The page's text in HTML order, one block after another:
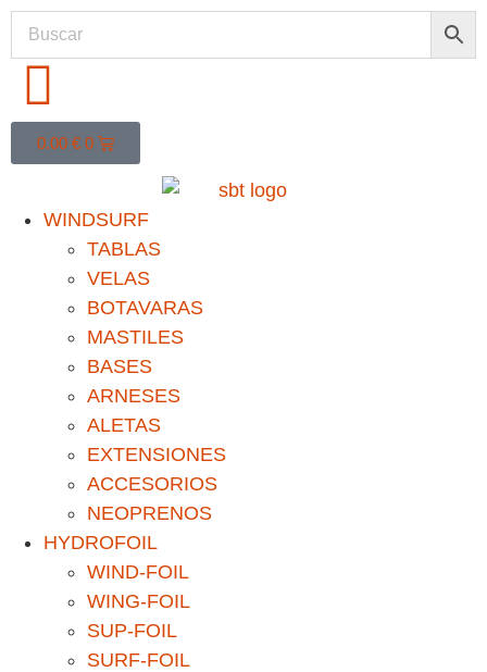
0.00 € 0
WINDSURF
TABLAS
VELAS
BOTAVARAS
MASTILES
BASES
ARNESES
ALETAS
EXTENSIONES
ACCESORIOS
NEOPRENOS
HYDROFOIL
WIND-FOIL
WING-FOIL
SUP-FOIL
SURF-FOIL